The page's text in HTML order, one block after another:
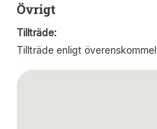
Övrigt
Tillträde:
Tillträde enligt överenskommel